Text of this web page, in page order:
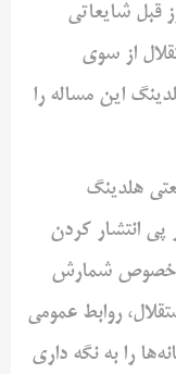
قبل شایعاتی
از سوی
این مساله را
هلدینگ
پی انتشار کردن
شمارش
روابط عمومی
را به نگه داری